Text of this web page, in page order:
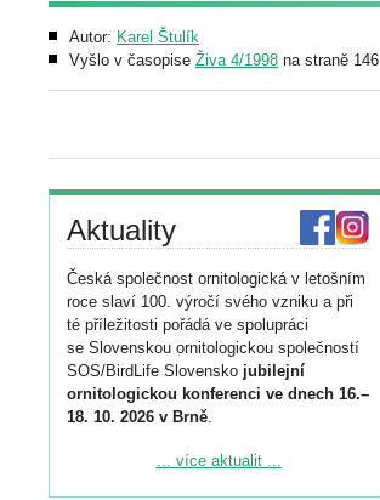
Autor: Karel Štulík
Vyšlo v časopise Živa 4/1998 na straně 146
Aktuality
Česká společnost ornitologická v letošním
roce slaví 100. výročí svého vzniku a při
té příležitosti pořádá ve spolupráci
se Slovenskou ornitologickou společností
SOS/BirdLife Slovensko jubilejní
ornitologickou konferenci ve dnech 16.–
18. 10. 2026 v Brně.
Podrobnější informace ke konferenci
... více aktualit ...